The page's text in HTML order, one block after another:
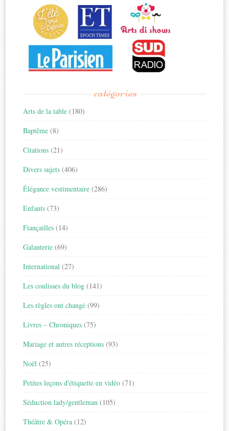
catégories
Arts de la table (180)
Baptême (8)
Citations (21)
Divers sujets (406)
Élégance vestimentaire (286)
Enfants (73)
Fiançailles (14)
Galanterie (69)
International (27)
Les coulisses du blog (141)
Les règles ont changé (99)
Livres – Chroniques (75)
Mariage et autres réceptions (93)
Noël (25)
Petites leçons d'étiquette en vidéo (71)
Séduction lady/gentleman (105)
Théâtre & Opéra (12)